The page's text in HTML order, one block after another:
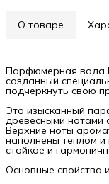
О товаре
Парфюмерная вода
созданный
подчеркнуть свою
Это изысканный
древесными нотами
Верхние ноты
наполнены теплом
стойкое и
Основные свойства